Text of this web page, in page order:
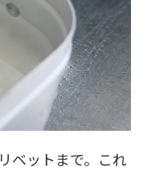
ベットまで。これ